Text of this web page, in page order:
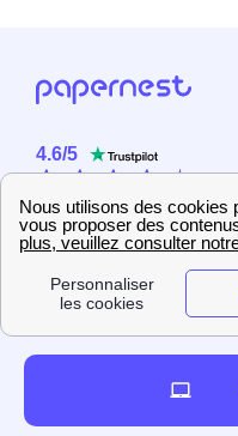
4.6/5
2358 utilisateurs